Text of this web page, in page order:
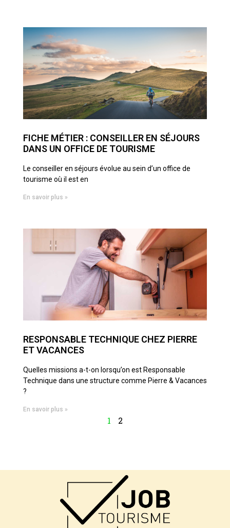
FICHE MÉTIER : CONSEILLER EN SÉJOURS
DANS UN OFFICE DE TOURISME
Le conseiller en séjours évolue au sein d’un office de
tourisme où il est en
En savoir plus »
RESPONSABLE TECHNIQUE CHEZ PIERRE
ET VACANCES
Quelles missions a-t-on lorsqu’on est Responsable
Technique dans une structure comme Pierre & Vacances
?
En savoir plus »
1 2